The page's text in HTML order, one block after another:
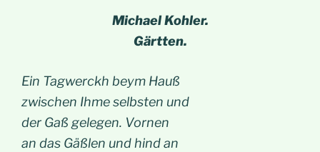
Michael Kohler.
Gärtten.
Ein Tagwerckh beym Hauß
zwischen Ihme selbsten und
der Gaß gelegen. Vornen
an das Gäßlen und hind an